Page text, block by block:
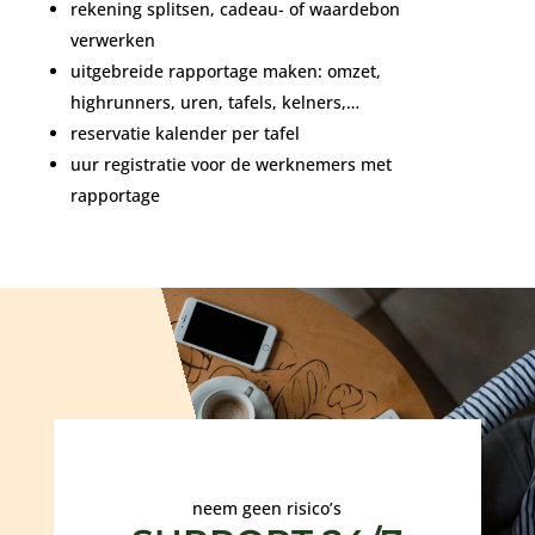
rekening splitsen, cadeau- of waardebon
verwerken
uitgebreide rapportage maken: omzet,
highrunners, uren, tafels, kelners,…
reservatie kalender per tafel
uur registratie voor de werknemers met
rapportage
neem geen risico’s